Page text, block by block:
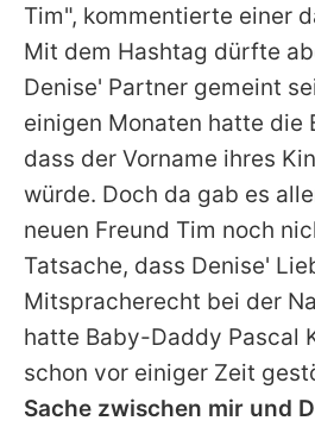
Tim", kommentierte einer
Mit dem Hashtag dürfte
Denise' Partner gemeint
einigen Monaten hatte die
dass der Vorname ihres
würde. Doch da gab es
neuen Freund Tim noch
Tatsache, dass Denise'
Mitspracherecht bei der
hatte Baby-Daddy Pascal
schon vor einiger Zeit
Sache zwischen mir und